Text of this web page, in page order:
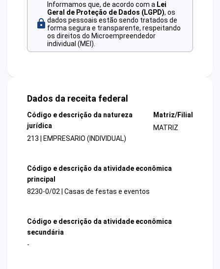
Informamos que, de acordo com a Lei
Geral de Proteção de Dados (LGPD), os
dados pessoais estão sendo tratados de
forma segura e transparente, respeitando
os direitos do Microempreendedor
individual (MEI).
Dados da receita federal
Código e descrição da natureza
jurídica
213 | EMPRESARIO (INDIVIDUAL)
Matriz/Filial
MATRIZ
Código e descrição da atividade econômica
principal
8230-0/02 | Casas de festas e eventos
Código e descrição da atividade econômica
secundária
-